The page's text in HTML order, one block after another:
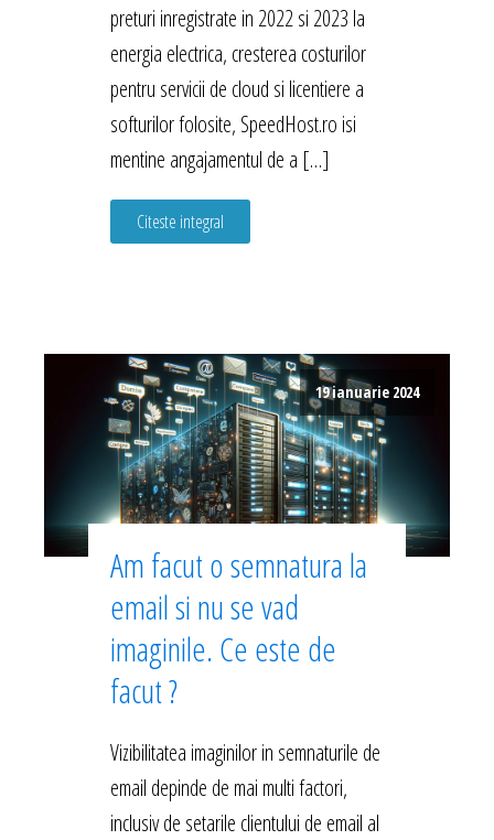
preturi inregistrate in 2022 si 2023 la
energia electrica, cresterea costurilor
pentru servicii de cloud si licentiere a
softurilor folosite, SpeedHost.ro isi
mentine angajamentul de a […]
Citeste integral
19 ianuarie 2024
Am facut o semnatura la
email si nu se vad
imaginile. Ce este de
facut ?
Vizibilitatea imaginilor in semnaturile de
email depinde de mai multi factori,
inclusiv de setarile clientului de email al